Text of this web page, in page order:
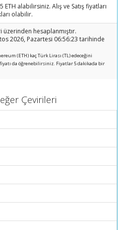
ETH alabilirsiniz. Alış ve Satış fiyatları
olabilir.
üzerinden hesaplanmıştır.
2026, Pazartesi 06:56:23 tarihinde
(ETH) kaç Türk Lirası (TL) edeceğini
da öğrenebilirsiniz. Fiyatlar 5 dakikada bir
Çevirileri